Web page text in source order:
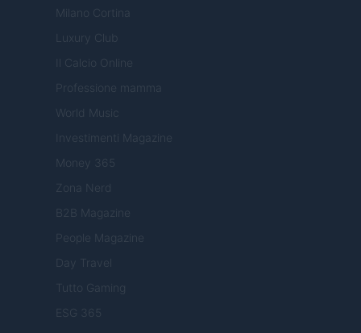
Milano Cortina
Luxury Club
Il Calcio Online
Professione mamma
World Music
Investimenti Magazine
Money 365
Zona Nerd
B2B Magazine
People Magazine
Day Travel
Tutto Gaming
ESG 365